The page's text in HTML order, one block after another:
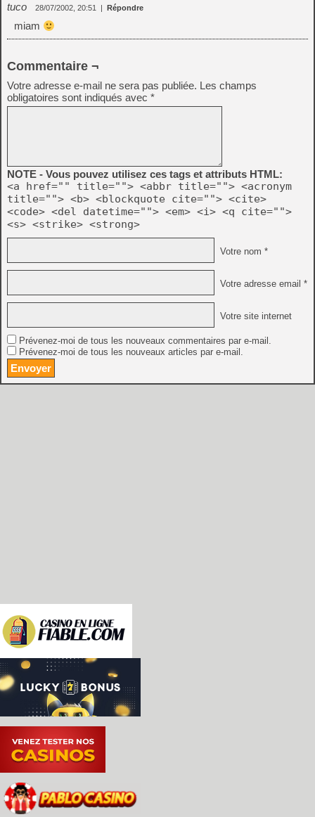
tuco 28/07/2002, 20:51 | Répondre
miam
Commentaire ¬
Votre adresse e-mail ne sera pas publiée. Les champs
obligatoires sont indiqués avec *
NOTE - Vous pouvez utilisez ces tags et attributs HTML:
<a href="" title=""> <abbr title=""> <acronym
title=""> <b> <blockquote cite=""> <cite>
<code> <del datetime=""> <em> <i> <q cite="">
<s> <strike> <strong>
Votre nom *
Votre adresse email *
Votre site internet
Prévenez-moi de tous les nouveaux commentaires par e-mail.
Prévenez-moi de tous les nouveaux articles par e-mail.